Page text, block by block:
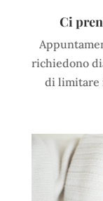
Ci
richiedono
di limitare